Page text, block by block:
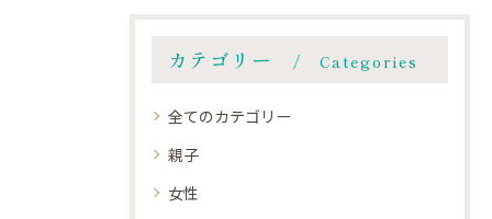
カテゴリー Categories
全てのカテゴリー
親子
女性